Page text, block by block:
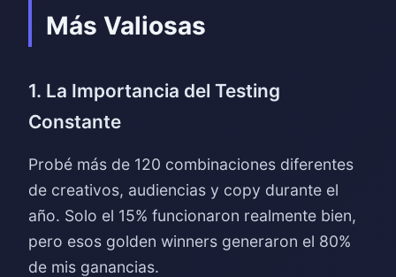
Más Valiosas
1. La Importancia del Testing
Constante
Probé más de 120 combinaciones diferentes
de creativos, audiencias y copy durante el
año. Solo el 15% funcionaron realmente bien,
pero esos golden winners generaron el 80%
de mis ganancias.